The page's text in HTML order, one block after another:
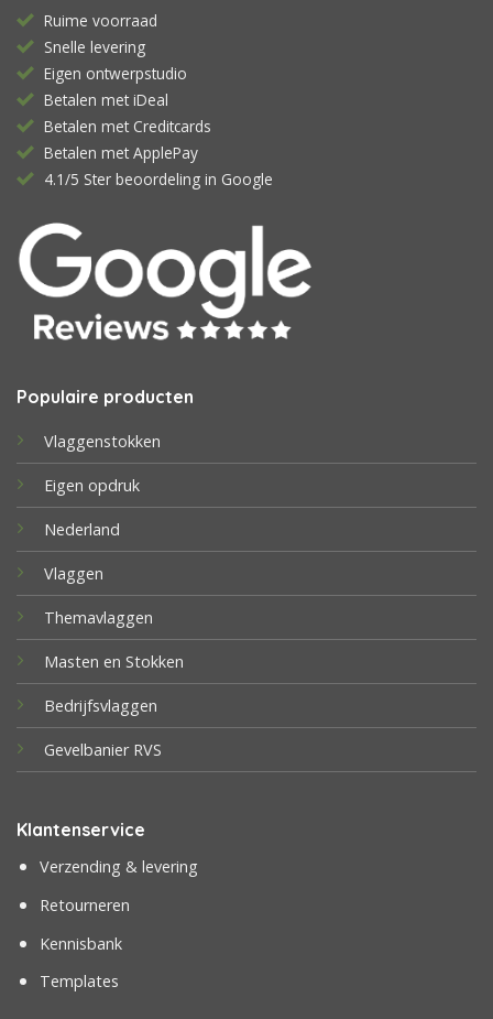
Ruime voorraad
Snelle levering
Eigen ontwerpstudio
Betalen met iDeal
Betalen met Creditcards
Betalen met ApplePay
4.1/5 Ster beoordeling in Google
Populaire producten
Vlaggenstokken
Eigen opdruk
Nederland
Vlaggen
Themavlaggen
Masten en Stokken
Bedrijfsvlaggen
Gevelbanier RVS
Klantenservice
Verzending & levering
Retourneren
Kennisbank
Templates